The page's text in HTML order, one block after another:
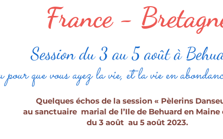
Session du 3 au 5 août à
pour que vous ayez la vie, et la vie en
Quelques échos de la session « Pèlerins
au sanctuaire marial de l’Ile de Behuard en Maine
du 3 août au 5 août 2023.
France -